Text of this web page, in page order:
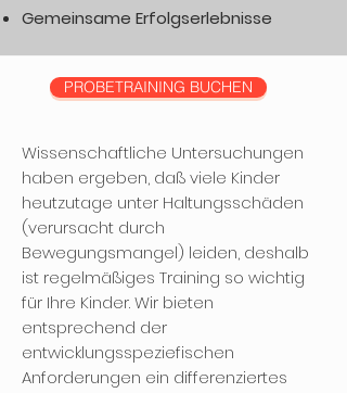
Gemeinsame Erfolgserlebnisse
PROBETRAINING BUCHEN
Wissenschaftliche Untersuchungen
haben ergeben, daß viele Kinder
heutzutage unter Haltungsschäden
(verursacht durch
Bewegungsmangel) leiden, deshalb
ist regelmäßiges Training so wichtig
für Ihre Kinder. Wir bieten
entsprechend der
entwicklungsspeziefischen
Anforderungen ein differenziertes